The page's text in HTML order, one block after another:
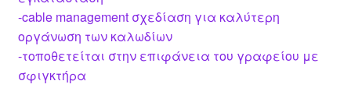
-cable management σχεδίαση για καλύτερη
οργάνωση των καλωδίων
-τοποθετείται στην επιφάνεια του γραφείου με
σφιγκτήρα